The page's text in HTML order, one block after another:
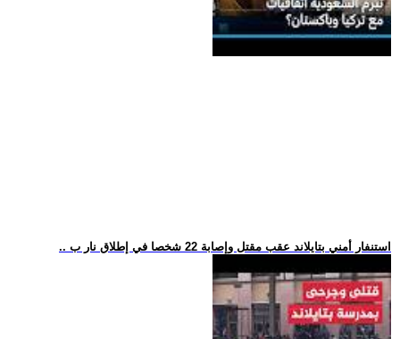
.. استنفار أمني بتايلاند عقب مقتل وإصابة 22 شخصا في إطلاق نار ب